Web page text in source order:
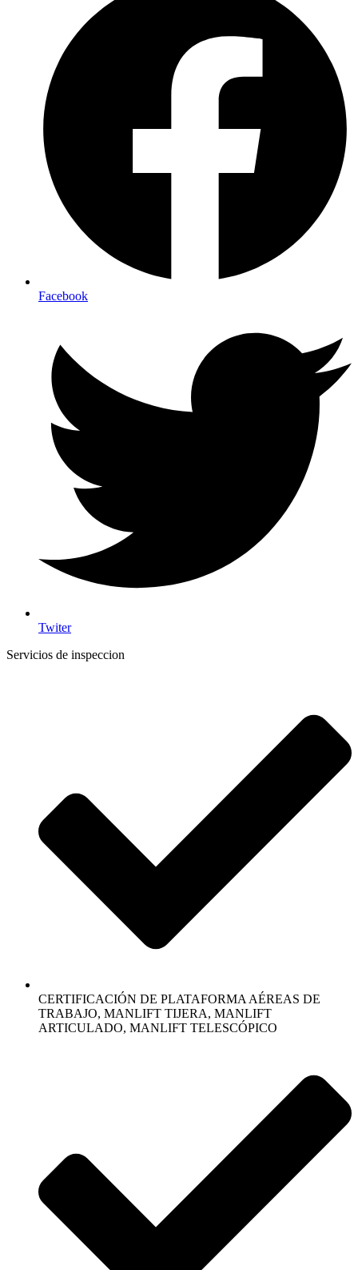
Facebook
Twiter
Servicios de inspeccion
CERTIFICACIÓN DE PLATAFORMA AÉREAS DE
TRABAJO, MANLIFT TIJERA, MANLIFT
ARTICULADO, MANLIFT TELESCÓPICO